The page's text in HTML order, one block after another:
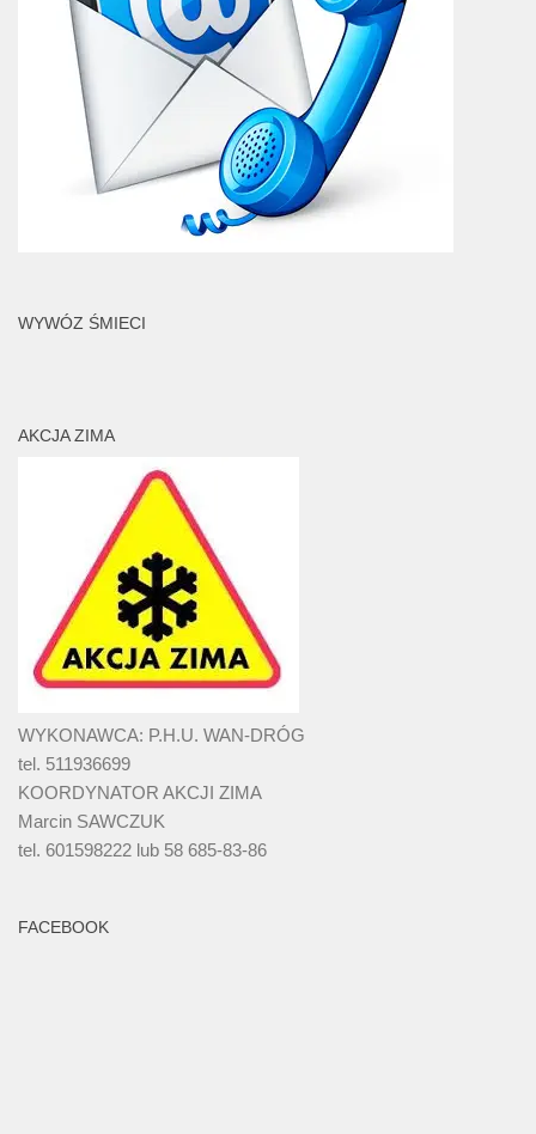
WYWÓZ ŚMIECI
AKCJA ZIMA
WYKONAWCA: P.H.U. WAN-DRÓG
tel. 511936699
KOORDYNATOR AKCJI ZIMA
Marcin SAWCZUK
tel. 601598222 lub 58 685-83-86
FACEBOOK